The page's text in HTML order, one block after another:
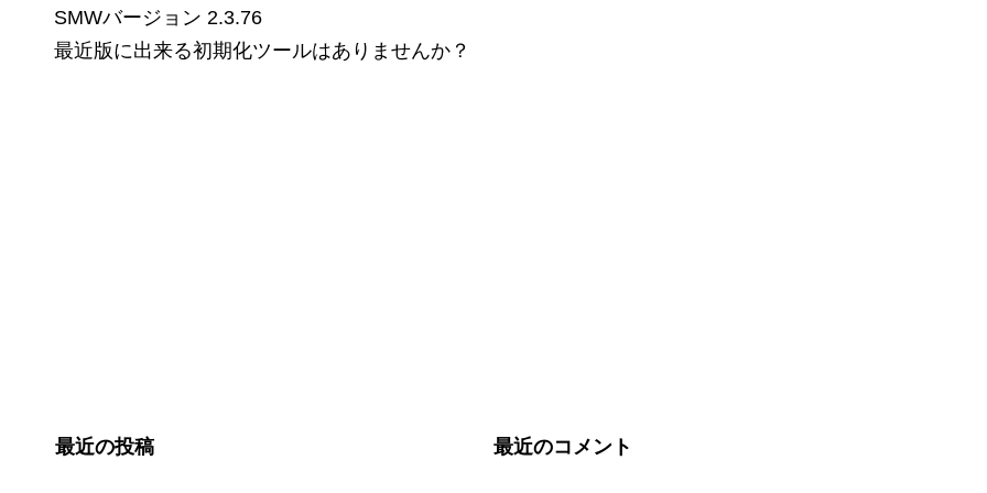
SMWバージョン 2.3.76
最近版に出来る初期化ツールはありませんか？
最近の投稿 最近のコメント